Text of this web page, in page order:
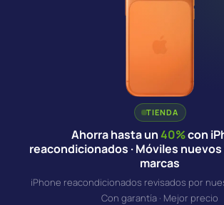
TIENDA
Ahorra hasta un40%con
reacondicionados · Móviles
marcas
iPhone reacondicionados revisados por
Con garantía · Mejor precio